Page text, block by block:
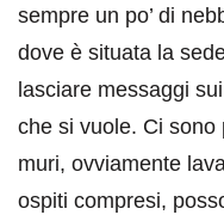
sempre un po’ di
dove è situata la
lasciare messaggi
che si vuole. Ci sono
muri, ovviamente
ospiti compresi,